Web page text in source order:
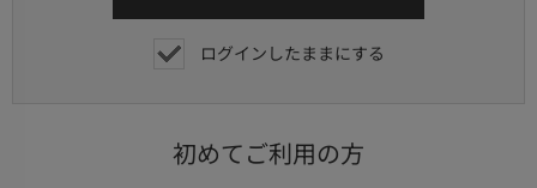
ログインしたままにする
初めてご利用の方